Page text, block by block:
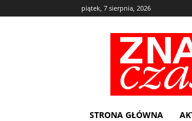
piątek, 7 sierpnia, 2026
STRONA GŁÓWNA